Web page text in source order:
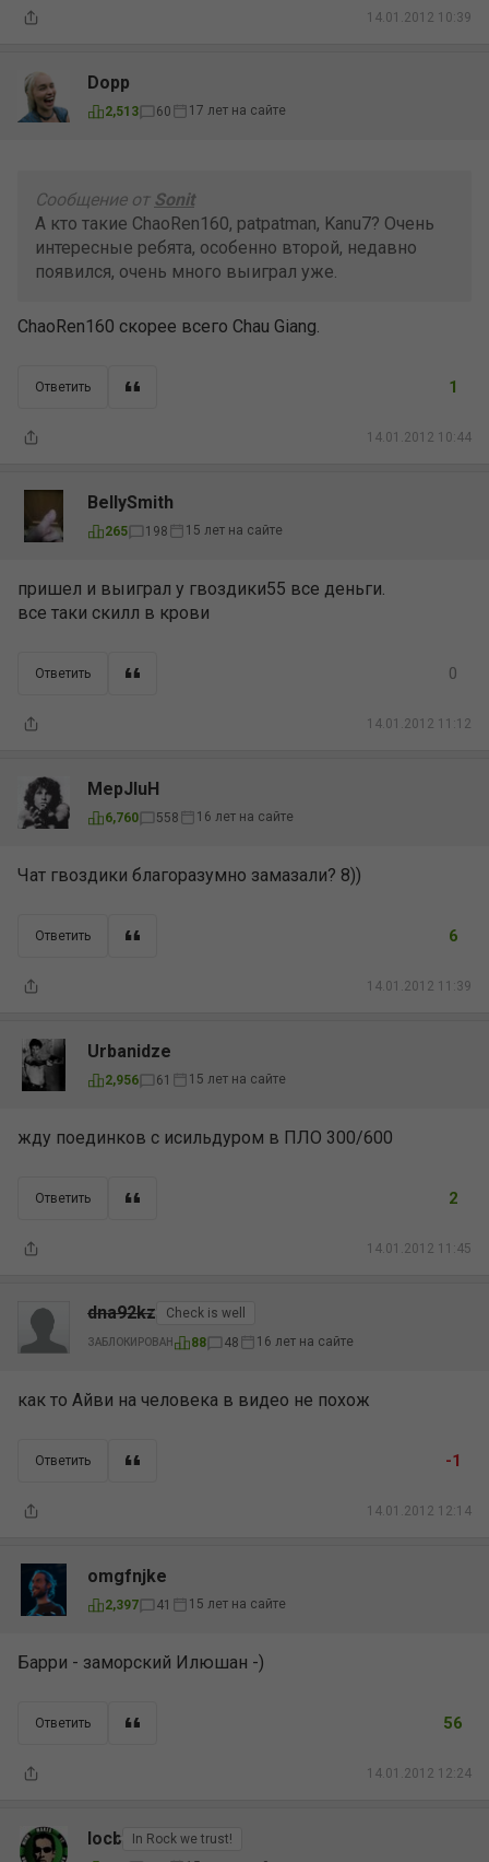
14.01.2012 10:39
Dopp
2,513 60 17 лет на сайте
Сообщение от Sonit
А кто такие ChaoRen160, patpatman, Kanu7? Очень
интересные ребята, особенно второй, недавно
появился, очень много выиграл уже.
ChaoRen160 скорее всего Chau Giang.
Ответить
14.01.2012 10:44
1
BellySmith
265 198 15 лет на сайте
пришел и выиграл у гвоздики55 все деньги.
все таки скилл в крови
Ответить
14.01.2012 11:12
0
MepJIuH
6,760 558 16 лет на сайте
Чат гвоздики благоразумно замазали? 8))
Ответить
14.01.2012 11:39
6
Urbanidze
2,956 61 15 лет на сайте
жду поединков с исильдуром в ПЛО 300/600
Ответить
14.01.2012 11:45
2
dna92kz Check is well
ЗАБЛОКИРОВАН 88 48 16 лет на сайте
как то Айви на человека в видео не похож
Ответить
14.01.2012 12:14
-1
omgfnjke
2,397 41 15 лет на сайте
Барри - заморский Илюшан -)
Ответить
14.01.2012 12:24
56
locb
In Rock we trust!